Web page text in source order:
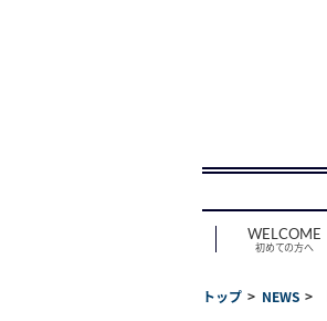
WELCOME
初めての方へ
トップ NEWS